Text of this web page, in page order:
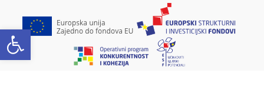
Open toolbar